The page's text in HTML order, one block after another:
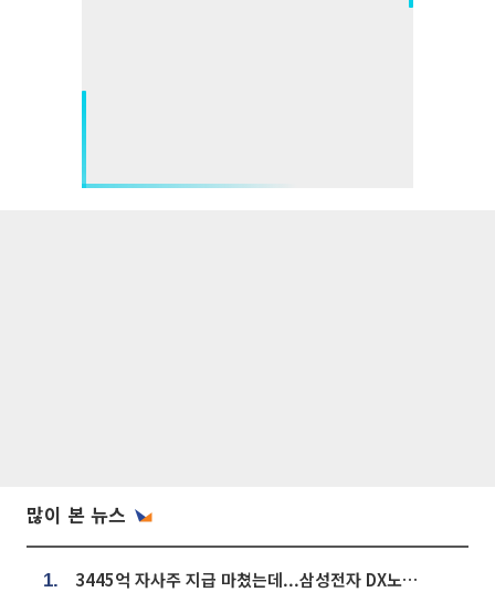
많이 본 뉴스
1. 3445억 자사주 지급 마쳤는데...삼성전자 DX노조, 뒤늦은 '떼쓰기 집회'